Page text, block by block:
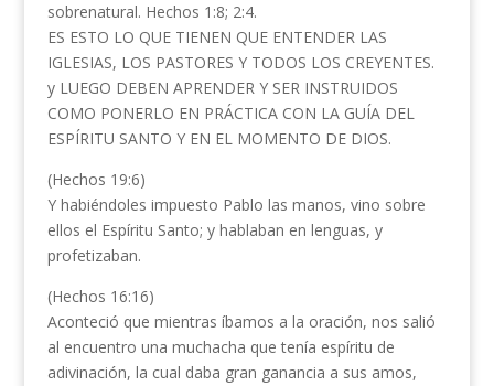
sobrenatural. Hechos 1:8; 2:4.
ES ESTO LO QUE TIENEN QUE ENTENDER LAS
IGLESIAS, LOS PASTORES Y TODOS LOS CREYENTES.
y LUEGO DEBEN APRENDER Y SER INSTRUIDOS
COMO PONERLO EN PRÁCTICA CON LA GUÍA DEL
ESPÍRITU SANTO Y EN EL MOMENTO DE DIOS.
(Hechos 19:6)
Y habiéndoles impuesto Pablo las manos, vino sobre
ellos el Espíritu Santo; y hablaban en lenguas, y
profetizaban.
(Hechos 16:16)
Aconteció que mientras íbamos a la oración, nos salió
al encuentro una muchacha que tenía espíritu de
adivinación, la cual daba gran ganancia a sus amos,